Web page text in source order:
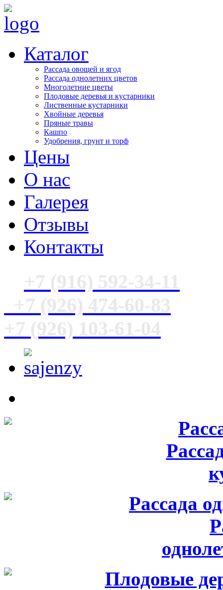
Каталог
Рассада овощей и ягод
Рассада однолетних цветов
Многолетние цветы
Плодовые деревья и кустарники
Лиственные кустарники
Хвойные деревья
Пряные травы
Кашпо
Удобрения, грунт и торф
Цены
О нас
Галерея
Отзывы
Контакты